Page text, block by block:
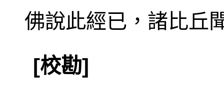
佛說此經已，諸比丘
[校勘]